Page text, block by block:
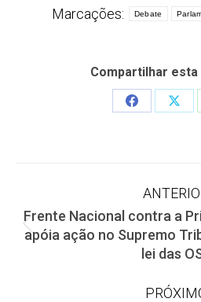
Marcações: Debate
Compartilhar
Share
Navegação
de
Frente Nacional contra a
apóia ação no Supremo
lei das